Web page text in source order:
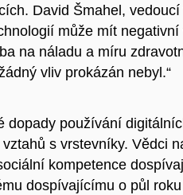
David Šmahel,
může mít
na náladu a míru
vliv prokázán nebyl.“
dopady používání
s vrstevníky. Vědci
kompetence
dospívajícímu o půl